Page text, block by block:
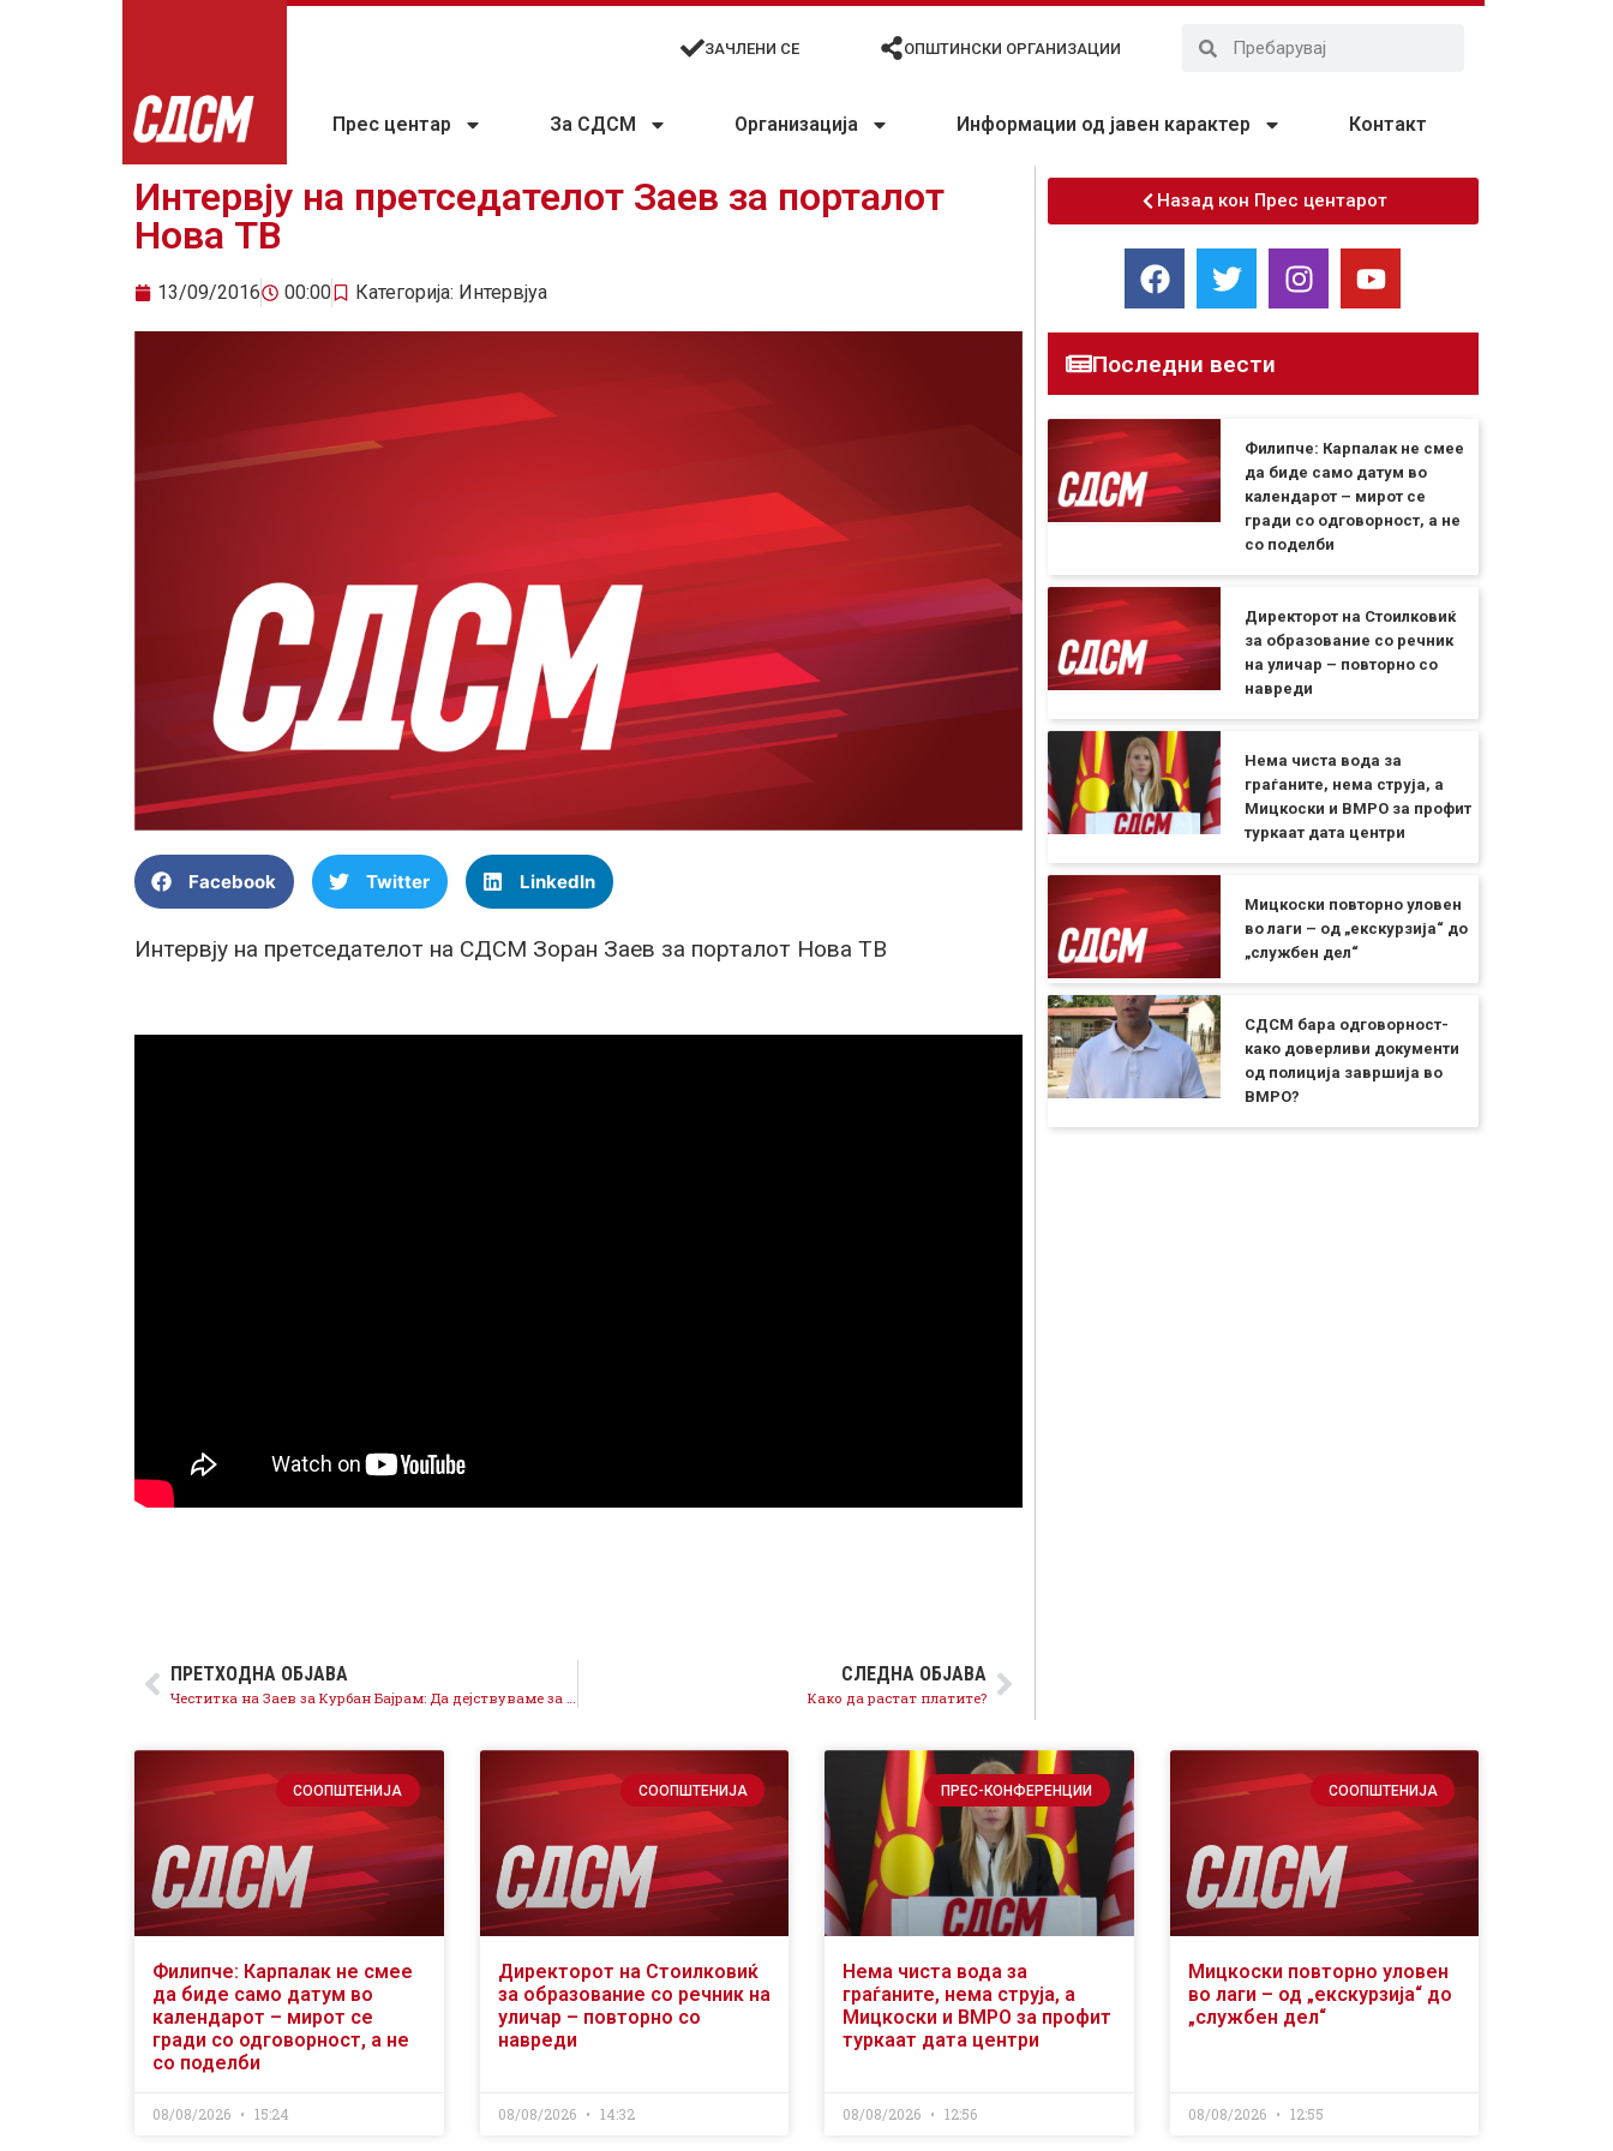
ЗАЧЛЕНИ СЕ ОПШТИНСКИ ОРГАНИЗАЦИИ
Прес центар За СДСМ Организација Информации од јавен карактер Контакт
Интервју на претседателот Заев за порталот
Нова ТВ
13/09/2016 00:00 Категорија: Интервјуа
Facebook Twitter LinkedIn
Интервју на претседателот на СДСМ Зоран Заев за порталот Нова ТВ
ПРЕТХОДНА ОБЈАВА
Честитка на Заев за Курбан Бајрам: Да дејствуваме за заедничко добро!
СЛЕДНА ОБЈАВА
Како да растат платите?
Назад кон Прес центарот
Последни вести
Филипче: Карпалак не смее
да биде само датум во
календарот – мирот се
гради со одговорност, а не
со поделби
Директорот на Стоилковиќ
за образование со речник
на уличар – повторно со
навреди
Нема чиста вода за
граѓаните, нема струја, а
Мицкоски и ВМРО за профит
туркаат дата центри
Мицкоски повторно уловен
во лаги – од „екскурзија“ до
„службен дел“
СДСМ бара одговорност-
како доверливи документи
од полиција завршија во
ВМРО?
СООПШТЕНИЈА
Филипче: Карпалак не смее
да биде само датум во
календарот – мирот се
гради со одговорност, а не
со поделби
08/08/2026 15:24
СООПШТЕНИЈА
Директорот на Стоилковиќ
за образование со речник на
уличар – повторно со
навреди
08/08/2026 14:32
ПРЕС-КОНФЕРЕНЦИИ
Нема чиста вода за
граѓаните, нема струја, а
Мицкоски и ВМРО за профит
туркаат дата центри
08/08/2026 12:56
СООПШТЕНИЈА
Мицкоски повторно уловен
во лаги – од „екскурзија“ до
„службен дел“
08/08/2026 12:55